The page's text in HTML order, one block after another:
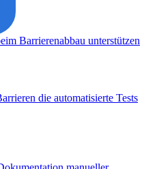
Barrierenabbau unterstützen
die automatisierte Tests